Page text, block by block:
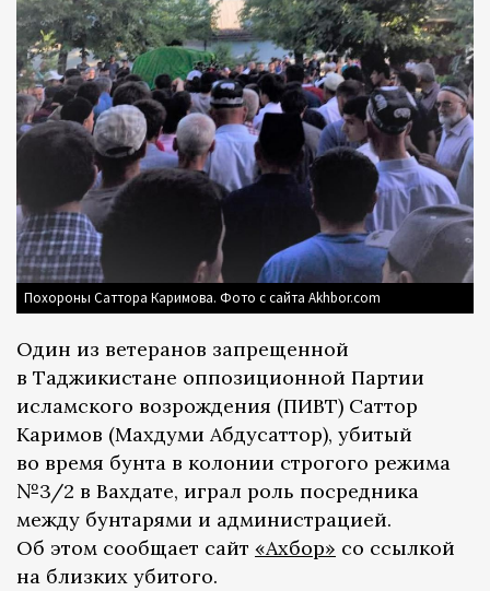
Похороны Саттора Каримова. Фото с сайта Akhbor.com
Один из ветеранов запрещенной
в Таджикистане оппозиционной Партии
исламского возрождения (ПИВТ) Саттор
Каримов (Махдуми Абдусаттор), убитый
во время бунта в колонии строгого режима
№3/2 в Вахдате, играл роль посредника
между бунтарями и администрацией.
Об этом сообщает сайт «Ахбор» со ссылкой
на близких убитого.